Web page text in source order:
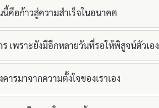
คือก้าวสู่ความสำเร็จในอนาคต
เพราะยังมีอีกหลายวันที่รอให้พิสูจน์ตัวเอง
ารมาจากความตั้งใจของเราเอง